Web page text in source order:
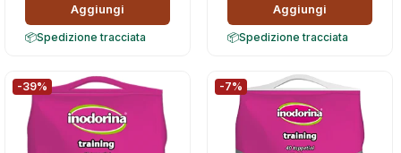
Aggiungi
Spedizione tracciata
Aggiungi
Spedizione tracciata
-39% -7%